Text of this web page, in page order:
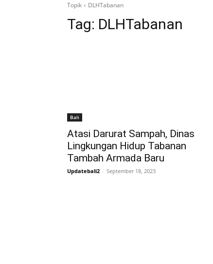
Topik DLHTabanan
Tag: DLHTabanan
Bali
Atasi Darurat Sampah, Dinas
Lingkungan Hidup Tabanan
Tambah Armada Baru
Updatebali2 - September 18, 2023